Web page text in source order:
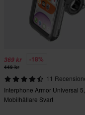
369 kr -18%
449 kr
11
Interphone Armor Universal
Mobilhållare Svart